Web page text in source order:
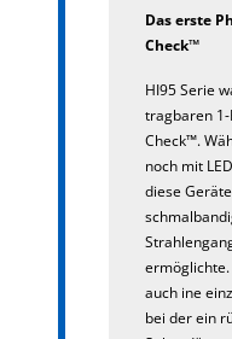
Das erste
Check™
HI95 Serie
tragbaren
Check™.
noch mit
diese
auch ine
bei der ein